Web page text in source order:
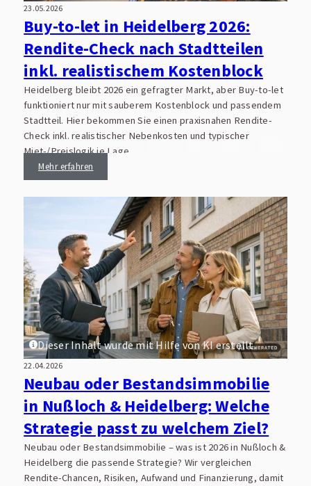
23.05.2026
Buy-to-let in Heidelberg 2026:
Rendite-Check nach Stadtteilen
inkl. realistischem Kostenblock
Heidelberg bleibt 2026 ein gefragter Markt, aber Buy-to-let
funktioniert nur mit sauberem Kostenblock und passendem
Stadtteil. Hier bekommen Sie einen praxisnahen Rendite-
Check inkl. realistischer Nebenkosten und typischer
Miet-/Preislogik je Lage.
Mehr erfahren
Dieser Inhalt wurde mit Hilfe von KI erstellt.
22.04.2026
Neubau oder Bestandsimmobilie
in Nußloch & Heidelberg: Welche
Strategie passt zu welchem Ziel?
Neubau oder Bestandsimmobilie – was ist 2026 in Nußloch &
Heidelberg die passende Strategie? Wir vergleichen
Rendite-Chancen, Risiken, Aufwand und Finanzierung, damit